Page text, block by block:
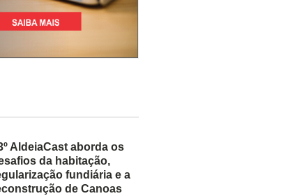
AldeiaCast aborda os
da habitação,
fundiária e a
de Canoas